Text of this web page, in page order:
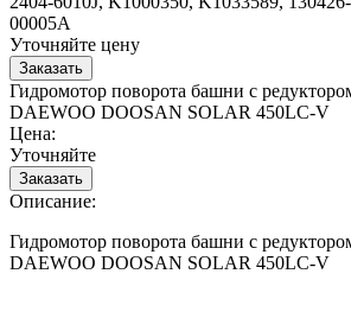
00005A
Уточняйте цену
Гидромотор поворота башни с
DAEWOO DOOSAN SOLAR 450LC-V
Цена:
Уточняйте
Описание:
Гидромотор поворота башни с
DAEWOO DOOSAN SOLAR 450LC-V